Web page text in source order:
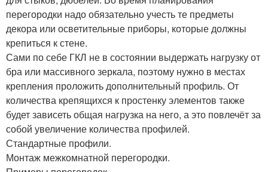
перегородки надо обязательно учесть те предметы
декора или осветительные приборы, которые должны
крепиться к стене.
Сами по себе ГКЛ не в состоянии выдержать нагрузку от
бра или массивного зеркала, поэтому нужно в местах
крепления проложить дополнительный профиль. От
количества крепящихся к простенку элементов также
будет зависеть общая нагрузка на него, а это повлечёт за
собой увеличение количества профилей.
Стандартные профили.
Монтаж межкомнатной перегородки.